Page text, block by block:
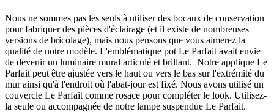
Nous ne sommes pas les seuls à utiliser des bocaux de conservation
pour fabriquer des pièces d'éclairage (et il existe de nombreuses
versions de bricolage), mais nous pensons que vous aimerez la
qualité de notre modèle. L'emblématique pot Le Parfait avait envie
de devenir un luminaire mural articulé et brillant. Notre applique Le
Parfait peut être ajustée vers le haut ou vers le bas sur l'extrémité du
mur ainsi qu'à l'endroit où l'abat-jour est fixé. Nous avons utilisé un
couvercle Le Parfait comme rosace pour compléter le look. Utilisez-
la seule ou accompagnée de notre lampe suspendue Le Parfait.